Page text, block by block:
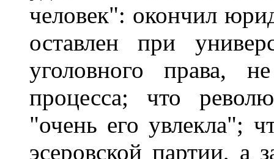
человек": окончил
оставлен при
уголовного права,
процесса; что
"очень его увлекла";
эсеровской партии, а